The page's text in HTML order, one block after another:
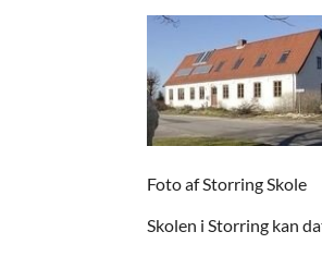
Foto af Storring Skole
Skolen i Storring kan